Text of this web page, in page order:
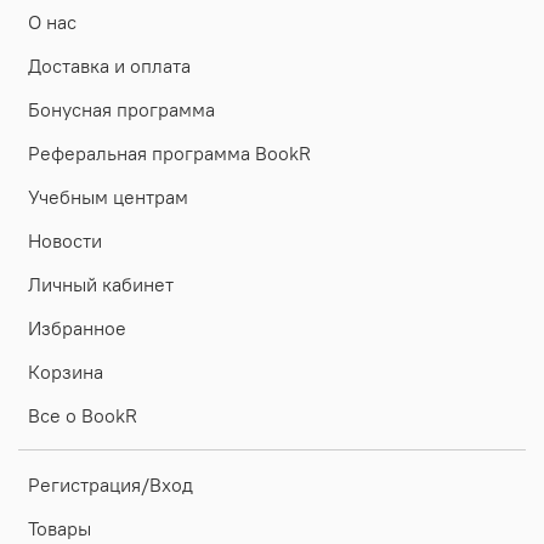
О нас
Доставка и оплата
Бонусная программа
Реферальная программа BookR
Учебным центрам
Новости
Личный кабинет
Избранное
Корзина
Все о BookR
Регистрация/Вход
Товары